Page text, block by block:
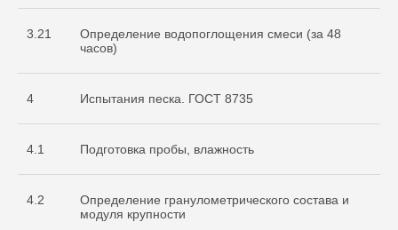
3.21
Определение водопоглощения смеси (за 48
часов)
4 Испытания песка. ГОСТ 8735
4.1 Подготовка пробы, влажность
4.2
Определение гранулометрического состава и
модуля крупности